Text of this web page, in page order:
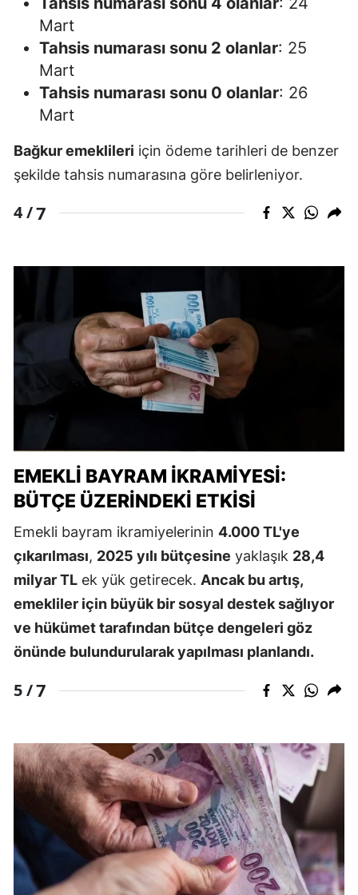
Mart
Tahsis numarası sonu 2 olanlar: 25
Mart
Tahsis numarası sonu 0 olanlar: 26
Mart
Bağkur emeklileri için ödeme tarihleri de benzer
şekilde tahsis numarasına göre belirleniyor.
4 /7
EMEKLI BAYRAM İKRAMIYESI:
BÜTÇE ÜZERINDEKI ETKISI
Emekli bayram ikramiyelerinin 4.000 TL'ye
çıkarılması, 2025 yılı bütçesine yaklaşık 28,4
milyar TL ek yük getirecek. Ancak bu artış,
emekliler için büyük bir sosyal destek sağlıyor
ve hükümet tarafından bütçe dengeleri göz
önünde bulundurularak yapılması planlandı.
5 /7